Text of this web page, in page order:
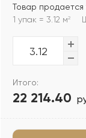
Товар продается
1 упак = 3.12 м2
Итого:
22 214.40